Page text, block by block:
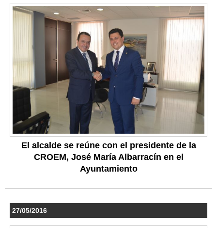
El alcalde se reúne con el presidente de la
CROEM, José María Albarracín en el
Ayuntamiento
27/05/2016